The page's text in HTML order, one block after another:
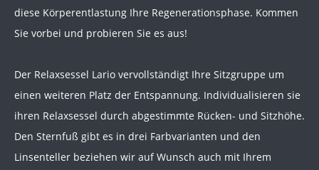
diese Körperentlastung Ihre Regenerationsphase. Kommen
Sie vorbei und probieren Sie es aus!
Der Relaxsessel Lario vervollständigt Ihre Sitzgruppe um
einen weiteren Platz der Entspannung. Individualisieren sie
ihren Relaxsessel durch abgestimmte Rücken- und Sitzhöhe.
Den Sternfuß gibt es in drei Farbvarianten und den
Linsenteller beziehen wir auf Wunsch auch mit Ihrem